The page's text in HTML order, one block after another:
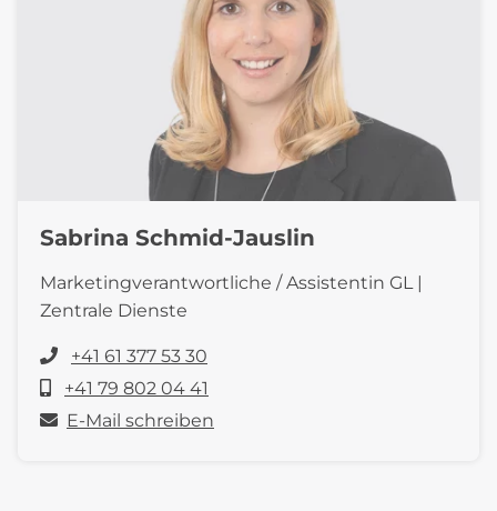
Sabrina Schmid-Jauslin
Marketingverantwortliche / Assistentin GL |
Zentrale Dienste
+41 61 377 53 30
+41 79 802 04 41
E-Mail schreiben